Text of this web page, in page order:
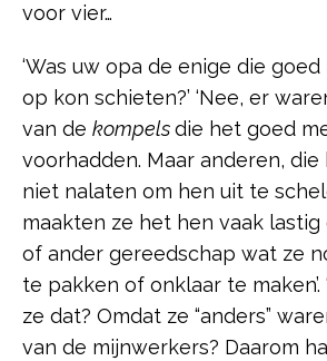
voor vier…
‘Was uw opa de enige die
op kon schieten?’ ‘Nee, er
van de kompelsdie het goed
voorhadden. Maar anderen,
niet nalaten om hen uit te
maakten ze het hen vaak
of ander gereedschap wat ze
te pakken of onklaar te maken’.
ze dat? Omdat ze “anders”
van de mijnwerkers? Daarom